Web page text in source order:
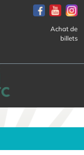
Achat de
billets